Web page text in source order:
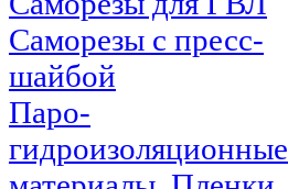
Саморезы с пресс-
шайбой
Паро-
гидроизоляционные